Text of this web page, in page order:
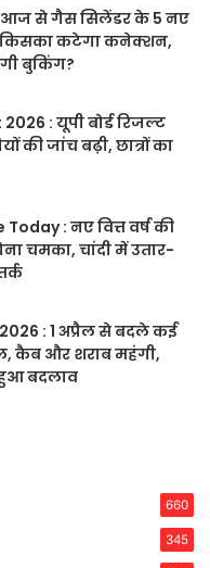
: आज से गैस सिलेंडर के 5 नए
कटेगा कनेक्शन,
बुकिंग?
: यूपी बोर्ड रिजल्ट
की जांच बढ़ी, छात्रों का
: नए वित्त वर्ष की
चमका, चांदी में उतार-
: 1 अप्रैल से बदले कई
कैब और शराब महंगी,
बदलाव
660
345